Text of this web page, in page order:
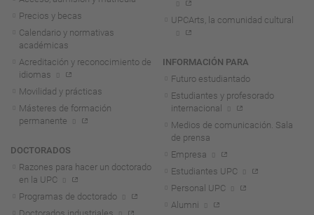
Precios y becas
Calendario y normativas
académicas
Acreditación y reconocimiento de
idiomas
Movilidad y prácticas
Másteres de formación
permanente
DOCTORADOS
Razones para hacer un doctorado
en la UPC
Programas de doctorado
UPCArts, la comunidad cultural
INFORMACIÓN PARA
Futuro estudiantado
Estudiantes y profesorado
internacional
Medios de comunicación. Sala
de prensa
Empresa
Estudiantes UPC
Personal UPC
Alumni